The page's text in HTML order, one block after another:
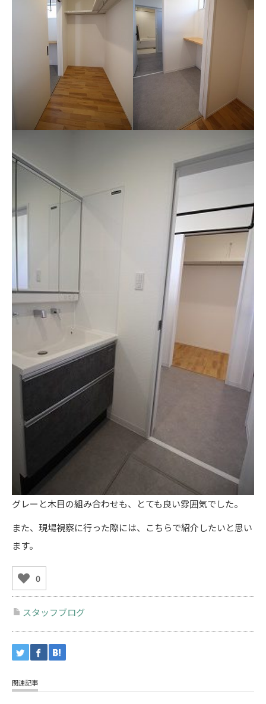
グレーと木目の組み合わせも、とても良い雰囲気でした。
また、現場視察に行った際には、こちらで紹介したいと思い
ます。
0
スタッフブログ
関連記事